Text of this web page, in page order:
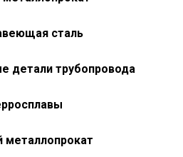
сталь
детали трубопровода
металлопрокат